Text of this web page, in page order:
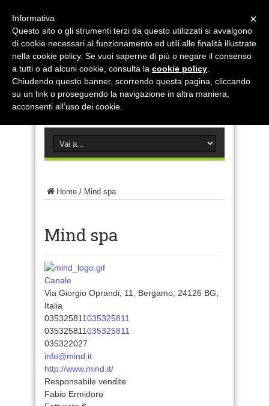
Home / Mind spa
Mind spa
Canale
Via Giorgio Oprandi, 11, Bergamo, 24126 BG,
Italia
035325811035325811
035325811035325811
035322027
info@mind.it
http://www.mind.it/
Responsabile vendite
Fabio Ermidoro
×
Informativa
Questo sito o gli strumenti terzi da questo utilizzati si avvalgono
di cookie necessari al funzionamento ed utili alle finalità illustrate
nella cookie policy. Se vuoi saperne di più o negare il consenso
a tutti o ad alcuni cookie, consulta la cookie policy
Chiudendo questo banner, scorrendo questa pagina, cliccando
su un link o proseguendo la navigazione in altra maniera,
acconsenti all’uso dei cookie.